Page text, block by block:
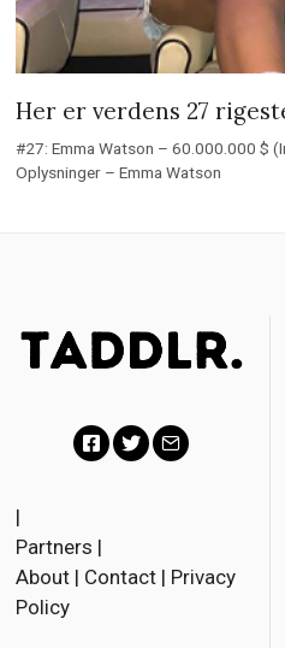
Her er verdens 27
#27: Emma Watson – 60.000.000 $
Oplysninger – Emma Watson
c
e
t
i
|
Partners |
About | Contact | Privacy
Policy